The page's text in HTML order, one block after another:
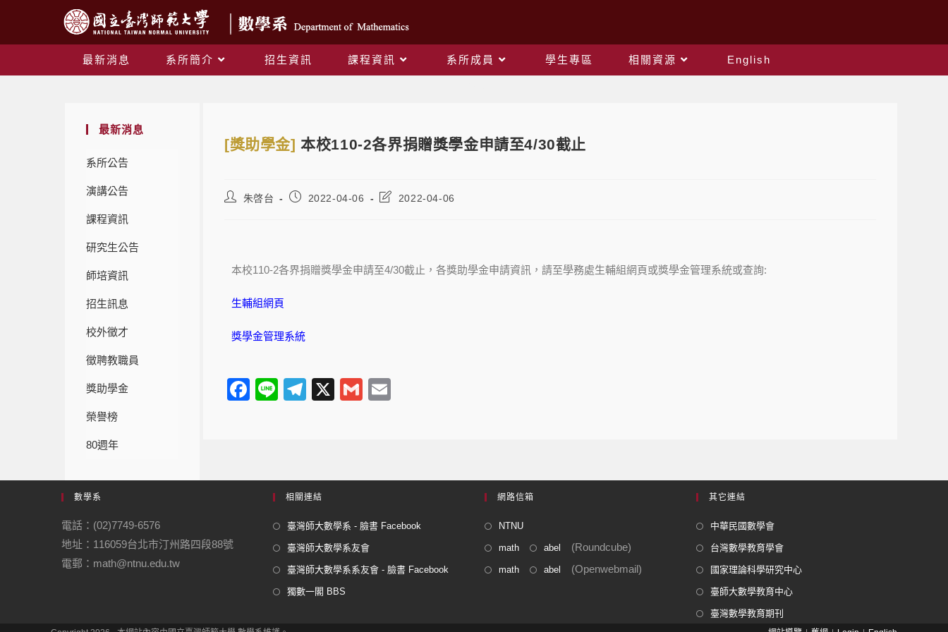
最新消息 系所簡介 招生資訊 課程資訊 系所成員 學生專區 相關資源
English
最新消息
系所公告
演講公告
課程資訊
研究生公告
師培資訊
招生訊息
校外徵才
徵聘教職員
獎助學金
榮譽榜
80週年
[獎助學金]本校110-2各界捐贈獎學金申請至4/30截止
朱啓台 2022-04-06 2022-04-06
本校110-2各界捐贈獎學金申請至4/30截止，各獎助學金申請資訊，請至學務處生輔組網頁或獎學金管理系統或查詢:
生輔組網頁
獎學金管理系統
F
b
Li
T
a
m
X
G
數學系
電話：(02)7749-6576
地址：116059台北市汀州路四段88號
電郵：math@ntnu.edu.tw
相關連結
臺灣師大數學系 - 臉書 Facebook
臺灣師大數學系友會
臺灣師大數學系系友會 - 臉書 Facebook
獨數一閣 BBS
網路信箱
NTNU
math abel (Roundcube)
math abel (Openwebmail)
其它連結
中華民國數學會
台灣數學教育學會
國家理論科學研究中心
臺師大數學教育中心
臺灣數學教育期刊